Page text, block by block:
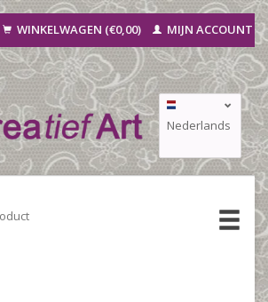
WINKELWAGEN (€0,00) MIJN ACCOUNT
Nederlands
Deutsch